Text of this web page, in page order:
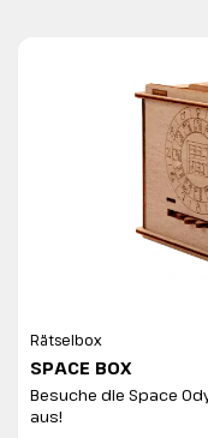
Rätselbox
SPACE BOX
Besuche die Space
aus!